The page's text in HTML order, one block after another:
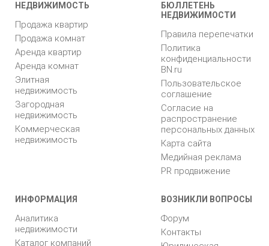
НЕДВИЖИМОСТЬ
Продажа квартир
Продажа комнат
Аренда квартир
Аренда комнат
Элитная
недвижимость
Загородная
недвижимость
Коммерческая
недвижимость
БЮЛЛЕТЕНЬ
НЕДВИЖИМОСТИ
Правила перепечатки
Политика
конфиденциальности
BN.ru
Пользовательское
соглашение
Согласие на
распространение
персональных данных
Карта сайта
Медийная реклама
PR продвижение
ИНФОРМАЦИЯ
Аналитика
недвижимости
Каталог компаний
ВОЗНИКЛИ ВОПРОСЫ
Форум
Контакты